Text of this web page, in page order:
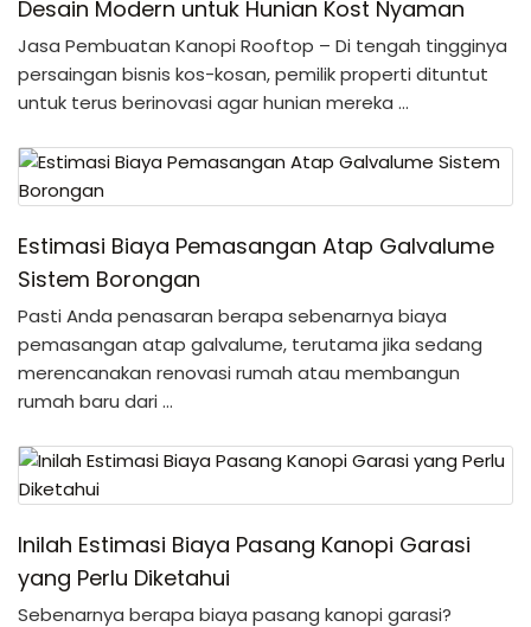
Desain Modern untuk Hunian Kost Nyaman
Jasa Pembuatan Kanopi Rooftop – Di tengah tingginya
persaingan bisnis kos-kosan, pemilik properti dituntut
untuk terus berinovasi agar hunian mereka …
Estimasi Biaya Pemasangan Atap Galvalume
Sistem Borongan
Pasti Anda penasaran berapa sebenarnya biaya
pemasangan atap galvalume, terutama jika sedang
merencanakan renovasi rumah atau membangun
rumah baru dari …
Inilah Estimasi Biaya Pasang Kanopi Garasi
yang Perlu Diketahui
Sebenarnya berapa biaya pasang kanopi garasi?